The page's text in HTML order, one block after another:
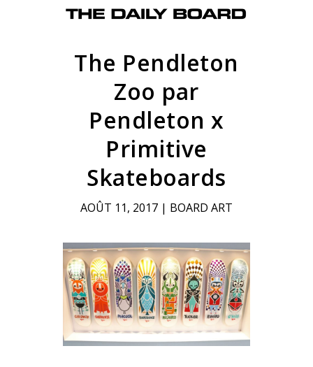
The Pendleton
Zoo par
Pendleton x
Primitive
Skateboards
AOÛT 11, 2017| BOARD ART